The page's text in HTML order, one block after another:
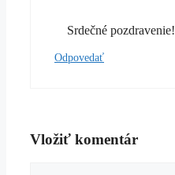
Srdečné pozdravenie!
Odpovedať
Vložiť komentár